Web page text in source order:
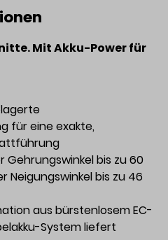
Mit Akku-Power für
für eine exakte,
Gehrungswinkel bis zu 60
Neigungswinkel bis zu 46
aus bürstenlosem EC-
System liefert